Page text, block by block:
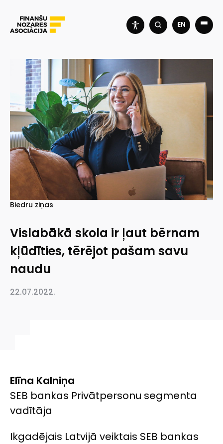
EN
Biedru ziņas
Vislabākā skola ir ļaut bērnam
kļūdīties, tērējot pašam savu
naudu
22.07.2022.
Elīna Kalniņa
SEB bankas Privātpersonu segmenta
vadītāja
Ikgadējais Latvijā veiktais SEB bankas